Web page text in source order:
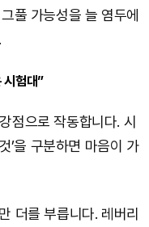
풀 가능성을 늘 염두에
험대”
점으로 작동합니다. 시
’을 구분하면 마음이 가
더를 부릅니다. 레버리